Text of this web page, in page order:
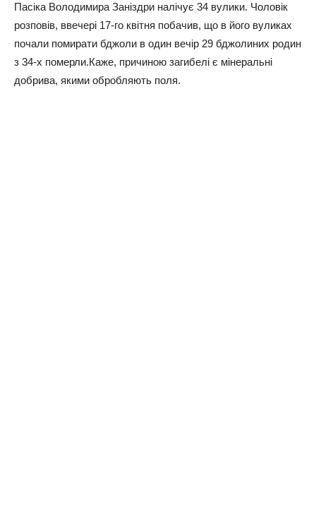
Пасіка Володимира Заніздри налічує 34 вулики. Чоловік
розповів, ввечері 17-го квітня побачив, що в його вуликах
почали помирати бджоли в один вечір 29 бджолиних родин
з 34-х померли.Каже, причиною загибелі є мінеральні
добрива, якими обробляють поля.